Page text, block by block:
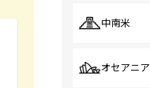
中南米
オセアニア